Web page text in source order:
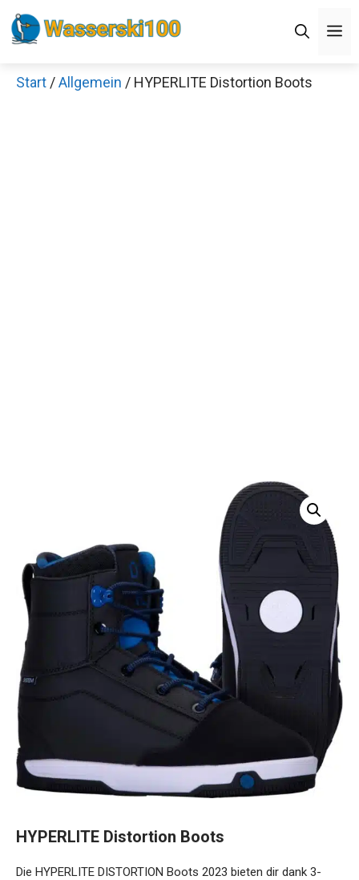
Zum
Inhalt
Start /Allgemein / HYPERLITE Distortion Boots
HYPERLITE Distortion Boots
Die HYPERLITE DISTORTION Boots 2023 bieten dir dank 3-